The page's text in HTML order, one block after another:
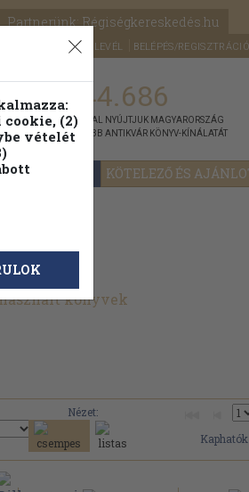
Partnerünk: Régiségkereskedés.hu
SEGÍTSÉG HÍRLEVÉL BELÉPÉS/REGISZTRÁCIÓ
KÖTELEZŐ ÉS
1.144.686
KIADVÁNNYAL NYÚJTJUK MAGYARORSZÁG
LEGNAGYOBB ANTIKVÁR KÖNYV-KÍNÁLATÁT
könyvek
Nézet:
cookie, (2)
vételét